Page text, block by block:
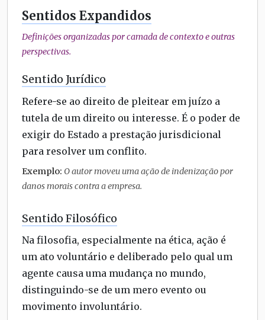
Sentidos Expandidos
Definições organizadas por camada de contexto e outras
perspectivas.
Sentido Jurídico
Refere-se ao direito de pleitear em juízo a
tutela de um direito ou interesse. É o poder de
exigir do Estado a prestação jurisdicional
para resolver um conflito.
Exemplo: O autor moveu uma ação de indenização por
danos morais contra a empresa.
Sentido Filosófico
Na filosofia, especialmente na ética, ação é
um ato voluntário e deliberado pelo qual um
agente causa uma mudança no mundo,
distinguindo-se de um mero evento ou
movimento involuntário.